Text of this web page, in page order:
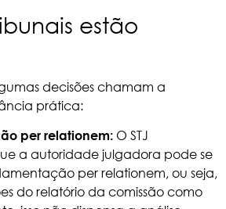
estão
decisões chamam a
prática:
per relationem: O STJ
a autoridade julgadora pode se
per relationem, ou seja,
do relatório da comissão como